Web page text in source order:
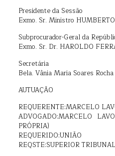
Presidente da Sessão
Exmo. Sr. Ministro
Subprocurador-Geral da
Exmo. Sr. Dr. HAROLDO
Secretária
Bela. Vânia Maria Soares Rocha
AUTUAÇÃO
REQUERENTE:MARCELO
ADVOGADO:MARCELO
PRÓPRIA)
REQUERIDO:UNIÃO
REQSTE:SUPERIOR